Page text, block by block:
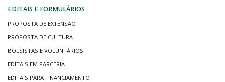
EDITAIS E FORMULÁRIOS
PROPOSTA DE EXTENSÃO
PROPOSTA DE CULTURA
BOLSISTAS E VOLUNTÁRIOS
EDITAIS EM PARCERIA
EDITAIS PARA FINANCIAMENTO